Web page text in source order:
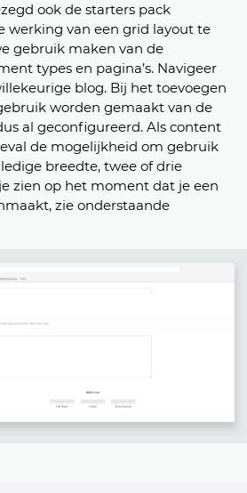
ook de starters pack
werking van een grid layout te
gebruik maken van de
types en pagina’s. Navigeer
blog. Bij het toevoegen
worden gemaakt van de
al geconfigureerd. Als content
de mogelijkheid om gebruik
breedte, twee of drie
zien op het moment dat je een
zie onderstaande